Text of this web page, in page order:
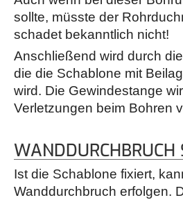
sollte, müsste der
schadet bekanntlich nicht!
Anschließend wird durch
die die Schablone mit
wird. Die Gewindestange
Verletzungen beim Bohren
Ist die Schablone fixiert,
Wanddurchbruch erfolgen.